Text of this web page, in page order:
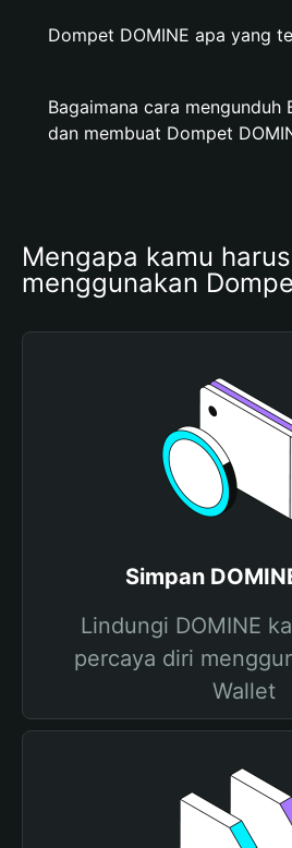
Dompet DOMINE apa yang
Bagaimana cara mengunduh
dan membuat Dompet
Mengapa kamu harus
menggunakan
Simpan
Lindungi DOMINE
percaya diri
Wallet